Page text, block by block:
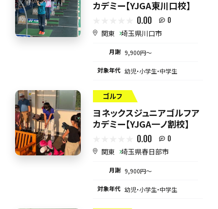
カデミー【YJGA東川口校】
0.00 0
関東 埼玉県川口市
月謝 9,900円〜
対象年代 幼児・小学生・中学生
ゴルフ
ヨネックスジュニアゴルフア
カデミー【YJGA一ノ割校】
0.00 0
関東 埼玉県春日部市
月謝 9,900円〜
対象年代 幼児・小学生・中学生